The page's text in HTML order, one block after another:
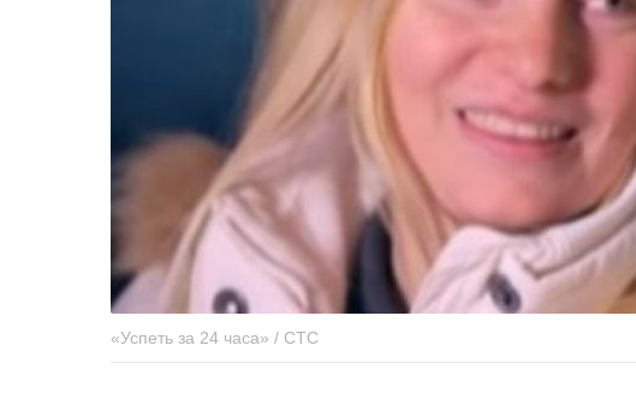
«Успеть за 24 часа» / СТС